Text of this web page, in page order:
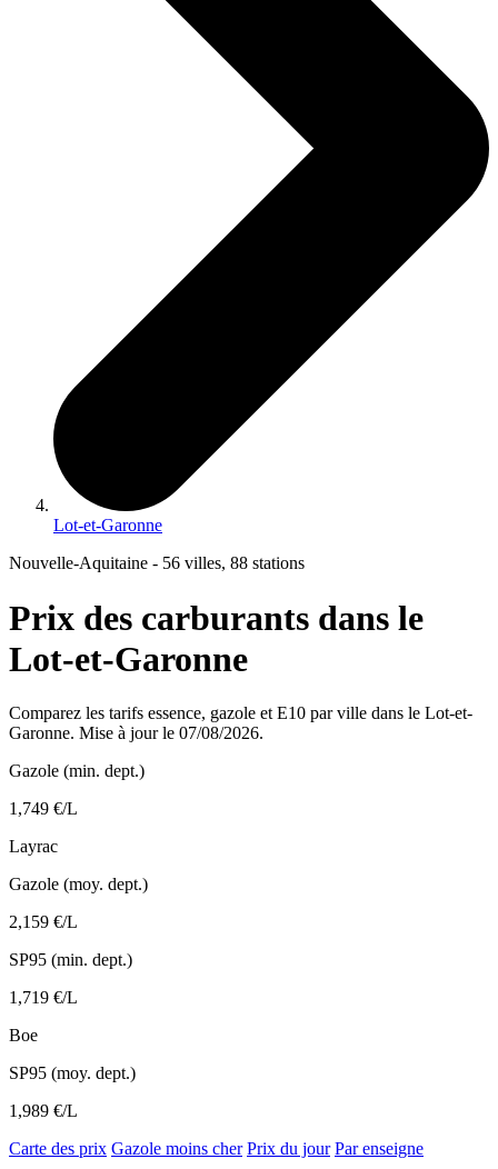
Lot-et-Garonne
Nouvelle-Aquitaine - 56 villes, 88 stations
Prix des carburants dans le
Lot-et-Garonne
Comparez les tarifs essence, gazole et E10 par ville dans le Lot-et-
Garonne. Mise à jour le 07/08/2026.
Gazole (min. dept.)
1,749 €/L
Layrac
Gazole (moy. dept.)
2,159 €/L
SP95 (min. dept.)
1,719 €/L
Boe
SP95 (moy. dept.)
1,989 €/L
Carte des prix Gazole moins cher Prix du jour Par enseigne